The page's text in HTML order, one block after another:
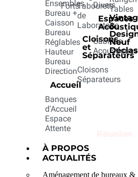
Ensembles
Bureau +
Caisson
Bureau
Réglables
Hauteur
Bureau
Direction
Accueil
Banques
d'Accueil
Espace
Attente
FortsTabourets
de
Laboratoire
Cloisons
et
Séparateurs
Cloisons
Séparateurs
Divers
Espaces
Cabines
Acoustiques
Tables
&
Neuf
À PROPOS
ACTUALITÉS
Aménagement de bureaux &